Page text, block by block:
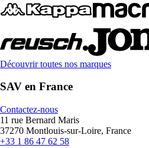
Découvrir toutes nos marques
SAV en France
Contactez-nous
11 rue Bernard Maris
37270 Montlouis-sur-Loire, France
+33 1 86 47 62 58